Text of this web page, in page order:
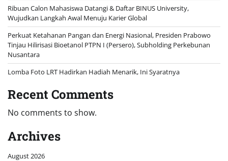
Ribuan Calon Mahasiswa Datangi & Daftar BINUS University,
Wujudkan Langkah Awal Menuju Karier Global
Perkuat Ketahanan Pangan dan Energi Nasional, Presiden Prabowo
Tinjau Hilirisasi Bioetanol PTPN I (Persero), Subholding Perkebunan
Nusantara
Lomba Foto LRT Hadirkan Hadiah Menarik, Ini Syaratnya
Recent Comments
No comments to show.
Archives
August 2026